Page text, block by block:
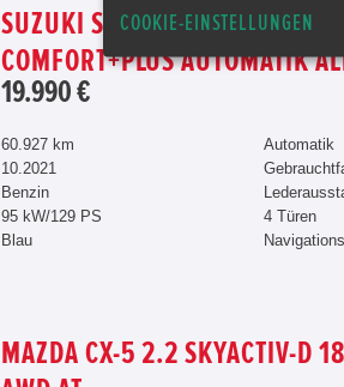
SUZUKI SONSTIGE SX4 S-
COMFORT+PLUS AUTOMATIK
19.990 €
60.927 km
10.2021
Benzin
95 kW/129 PS
Blau
Automatik
4 Türen
MAZDA CX-5 2.2 SKYACTIV-D
COOKIE-EINSTELLUNGEN